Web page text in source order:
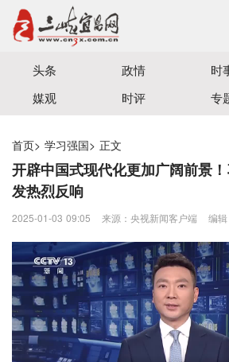
宜昌三峡融媒体中心主办
头条 政情 时
媒观
时评 专
首页> 学习强国> 正文
开辟中国式现代化更加广阔前景
发热烈反响
2025-01-03 09:05 来源：央视新闻客户端 编